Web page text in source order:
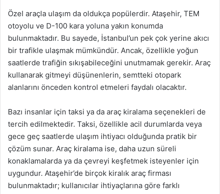
Özel araçla ulaşım da oldukça popülerdir. Ataşehir, TEM
otoyolu ve D-100 kara yoluna yakın konumda
bulunmaktadır. Bu sayede, İstanbul’un pek çok yerine akıcı
bir trafikle ulaşmak mümkündür. Ancak, özellikle yoğun
saatlerde trafiğin sıkışabileceğini unutmamak gerekir. Araç
kullanarak gitmeyi düşünenlerin, semtteki otopark
alanlarını önceden kontrol etmeleri faydalı olacaktır.
Bazı insanlar için taksi ya da araç kiralama seçenekleri de
tercih edilmektedir. Taksi, özellikle acil durumlarda veya
gece geç saatlerde ulaşım ihtiyacı olduğunda pratik bir
çözüm sunar. Araç kiralama ise, daha uzun süreli
konaklamalarda ya da çevreyi keşfetmek isteyenler için
uygundur. Ataşehir’de birçok kiralık araç firması
bulunmaktadır; kullanıcılar ihtiyaçlarına göre farklı